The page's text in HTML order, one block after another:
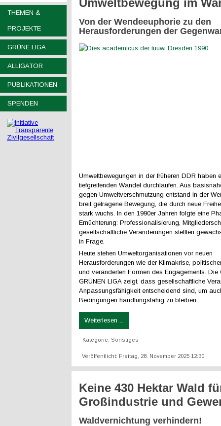
THEMEN &
PROJEKTE
GRÜNE LIGA
ALLIGATOR
PUBLIKATIONEN
SPENDEN
Umweltbewegung im
Von der Wendeeuphorie zu den
Herausforderungen der
Umweltbewegungen in der früheren DDR haben
tiefgreifenden Wandel durchlaufen. Aus
gegen Umweltverschmutzung entstand in der
breit getragene Bewegung, die durch neue
stark wuchs. In den 1990er Jahren folgte eine
Ernüchterung: Professionalisierung,
gesellschaftliche Veränderungen stellten
in Frage.
Heute stehen Umweltorganisationen vor neuen
Herausforderungen wie der Klimakrise,
und veränderten Formen des Engagements. Die
GRÜNEN LIGA zeigt, dass gesellschaftliche
Anpassungsfähigkeit entscheidend sind, um
Bedingungen handlungsfähig zu bleiben.
Weiterlesen ...
Kategorie: Sonstiges
Veröffentlicht: Freitag, 28. November 2025 12:30
Keine 430 Hektar Wald
Großindustrie und
Waldvernichtung verhindern!